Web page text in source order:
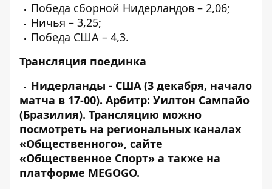
Победа сборной Нидерландов – 2,06;
Ничья – 3,25;
Победа США – 4,3.
Трансляция поединка
Нидерланды - США (3 декабря, начало
матча в 17-00). Арбитр: Уилтон Сампайо
(Бразилия). Трансляцию можно
посмотреть на региональных каналах
«Общественного», сайте
«Общественное Спорт» а также на
платформе MEGOGO.